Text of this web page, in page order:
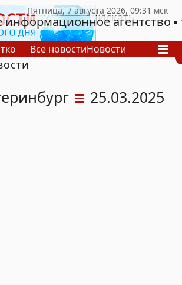
информационное агентство
Все новостиНовости
25.03.2025